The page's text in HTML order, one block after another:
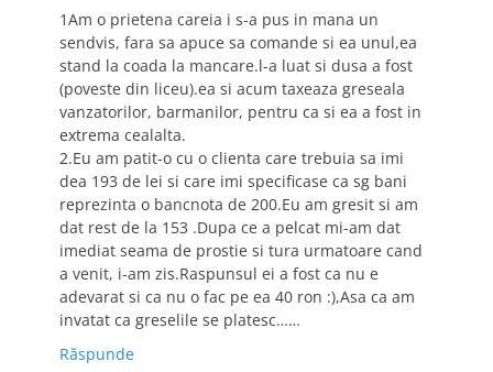
1Am o prietena careia i s-a pus in mana un
sendvis, fara sa apuce sa comande si ea unul,ea
stand la coada la mancare.l-a luat si dusa a fost
(poveste din liceu).ea si acum taxeaza greseala
vanzatorilor, barmanilor, pentru ca si ea a fost in
extrema cealalta.
2.Eu am patit-o cu o clienta care trebuia sa imi
dea 193 de lei si care imi specificase ca sg bani
reprezinta o bancnota de 200.Eu am gresit si am
dat rest de la 153 .Dupa ce a pelcat mi-am dat
imediat seama de prostie si tura urmatoare cand
a venit, i-am zis.Raspunsul ei a fost ca nu e
adevarat si ca nu o fac pe ea 40 ron :),Asa ca am
invatat ca greselile se platesc……
Răspunde